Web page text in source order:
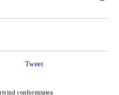
conformitatea
Tweet